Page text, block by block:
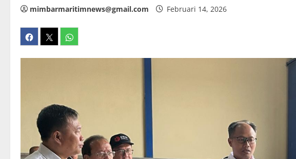
mimbarmaritimnews@gmail.com Februari 14, 2026